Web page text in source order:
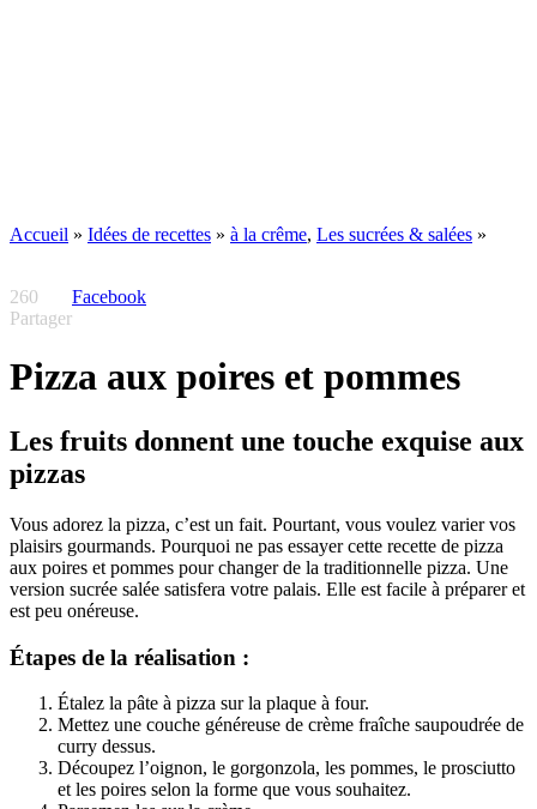
Accueil » Idées de recettes » à la crême, Les sucrées & salées »
260
Partager
Facebook
Pizza aux poires et pommes
Les fruits donnent une touche exquise aux
pizzas
Vous adorez la pizza, c’est un fait. Pourtant, vous voulez varier vos
plaisirs gourmands. Pourquoi ne pas essayer cette recette de pizza
aux poires et pommes pour changer de la traditionnelle pizza. Une
version sucrée salée satisfera votre palais. Elle est facile à préparer et
est peu onéreuse.
Étapes de la réalisation :
Étalez la pâte à pizza sur la plaque à four.
Mettez une couche généreuse de crème fraîche saupoudrée de
curry dessus.
Découpez l’oignon, le gorgonzola, les pommes, le prosciutto
et les poires selon la forme que vous souhaitez.